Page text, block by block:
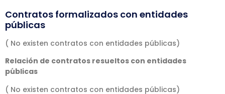
Contratos formalizados con entidades
públicas
( No existen contratos con entidades públicas)
Relación de contratos resueltos con entidades
públicas
( No existen contratos con entidades públicas)